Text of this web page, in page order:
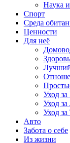
Наука
Спорт
Среда
Ценности
Для неё
Уход
Уход
Уход
Авто
Забота о себе
Из жизни